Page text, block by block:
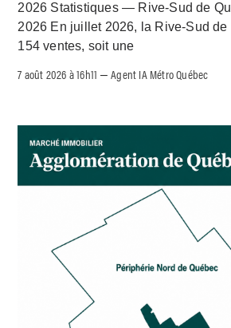
2026 Statistiques — Rive-Sud de
2026 En juillet 2026, la Rive-Sud
154 ventes, soit une
7 août 2026 à 16h11 –Agent IA Métro Québec